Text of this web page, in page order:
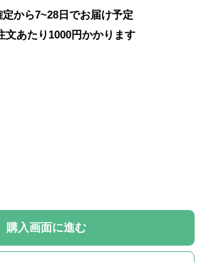
定から7~28日でお届け予定
文あたり 1000円かかります
購入画面に進む